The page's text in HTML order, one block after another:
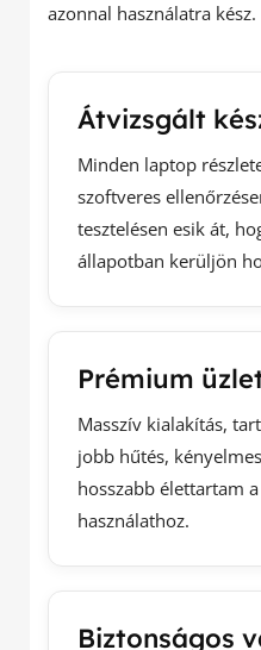
azonnal használatra kész.
Átvizsgált
Minden laptop
szoftveres
tesztelésen esik át,
állapotban kerüljön
Prémium
Masszív kialakítás,
jobb hűtés,
hosszabb élettartam
használathoz.
Biztonságos